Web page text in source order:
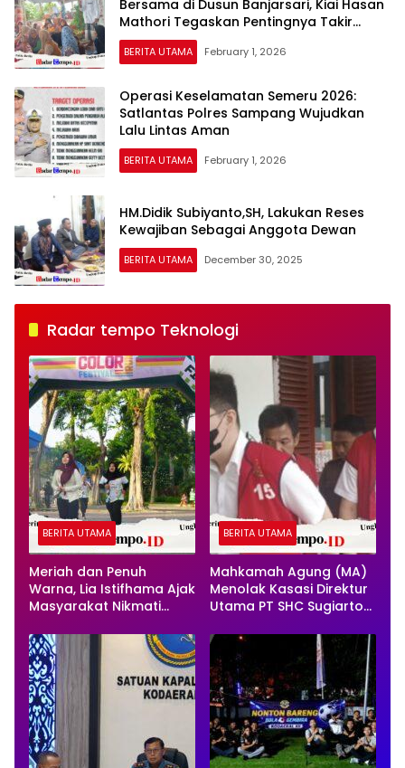
Lapas
Bersama di Dusun Banjarsari, Kiai Hasan
Mathori Tegaskan Pentingnya Takir
Blontang dalam Ruwah Dusun
BERITA UTAMA February 1, 2026
Operasi Keselamatan Semeru 2026:
Satlantas Polres Sampang Wujudkan
Lalu Lintas Aman
BERITA UTAMA February 1, 2026
HM.Didik Subiyanto,SH, Lakukan Reses
Kewajiban Sebagai Anggota Dewan
BERITA UTAMA December 30, 2025
Radar tempo Teknologi
BERITA UTAMA
Meriah dan Penuh
Warna, Lia Istifhama Ajak
Masyarakat Nikmati
BERITA UTAMA
Mahkamah Agung (MA)
Menolak Kasasi Direktur
Utama PT SHC Sugiarto
PT SHC Steven Sinugroho